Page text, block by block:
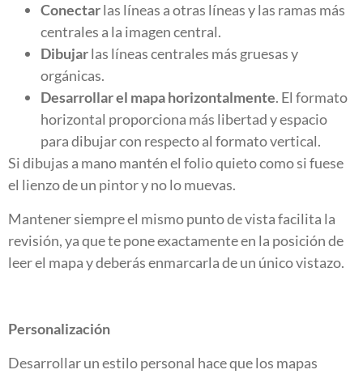
Conectarlas líneas a otras líneas y las ramas más
centrales a la imagen central.
Dibujarlas líneas centrales más gruesas y
orgánicas.
Desarrollar el mapa horizontalmente. El formato
horizontal proporciona más libertad y espacio
para dibujar con respecto al formato vertical.
Si dibujas a mano mantén el folio quieto como si fuese
el lienzo de un pintor y no lo muevas.
Mantener siempre el mismo punto de vista facilita la
revisión, ya que te pone exactamente en la posición de
leer el mapa y deberás enmarcarla de un único vistazo.
Personalización
Desarrollar un estilo personal hace que los mapas